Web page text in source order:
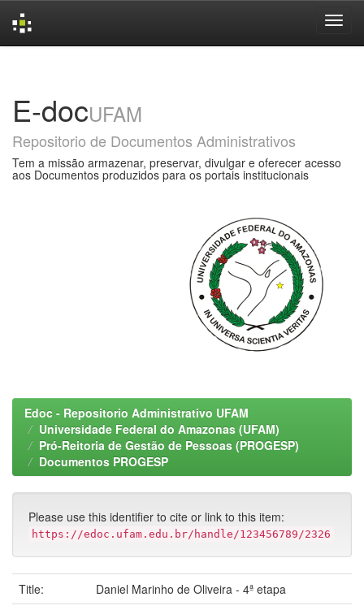
E-docUFAM
Repositorio de Documentos Administrativos
Tem a missão armazenar, preservar, divulgar e oferecer acesso
aos Documentos produzidos para os portais institucionais
Edoc - Repositorio Administrativo UFAM
Universidade Federal do Amazonas (UFAM)
Pró-Reitoria de Gestão de Pessoas (PROGESP)
Documentos PROGESP
Please use this identifier to cite or link to this item:
https://edoc.ufam.edu.br/handle/123456789/2326
Title:
Daniel Marinho de Oliveira - 4ª etapa